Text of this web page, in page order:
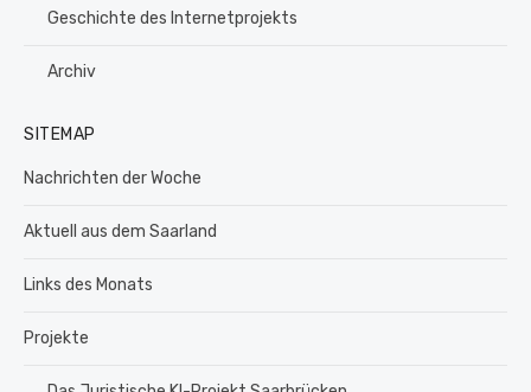
Geschichte des Internetprojekts
Archiv
SITEMAP
Nachrichten der Woche
Aktuell aus dem Saarland
Links des Monats
Projekte